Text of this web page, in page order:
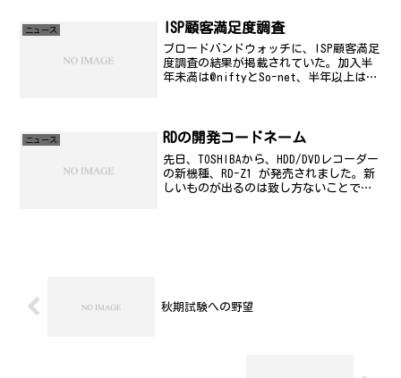
ニュース ISP顧客満足度調査
ブロードバンドウォッチに、ISP顧客満足
度調査の結果が掲載されていた。加入半
年未満は@niftyとSo-net、半年以上はぷ
う。「サービ...
ニュース RDの開発コードネーム
先日、TOSHIBAから、HDD/DVDレコーダー
の新機種、RD-Z1 が発売されました。新
しいものが出るのは致し方ないことです
秋期試験への野望